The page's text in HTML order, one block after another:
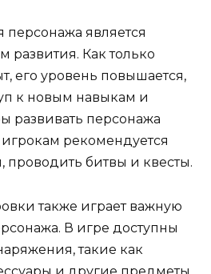
является
развития. Как только
его уровень повышается,
к новым навыкам и
развивать персонажа
рекомендуется
проводить битвы и квесты.
также играет важную
В игре доступны
такие как
и другие предметы.